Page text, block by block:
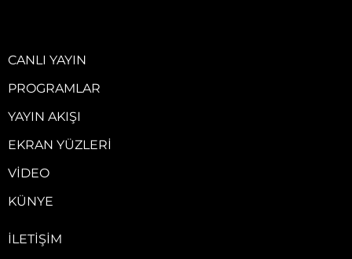
CANLI YAYIN
PROGRAMLAR
YAYIN AKIŞI
EKRAN YÜZLERI
VIDEO
KÜNYE
İLETIŞIM